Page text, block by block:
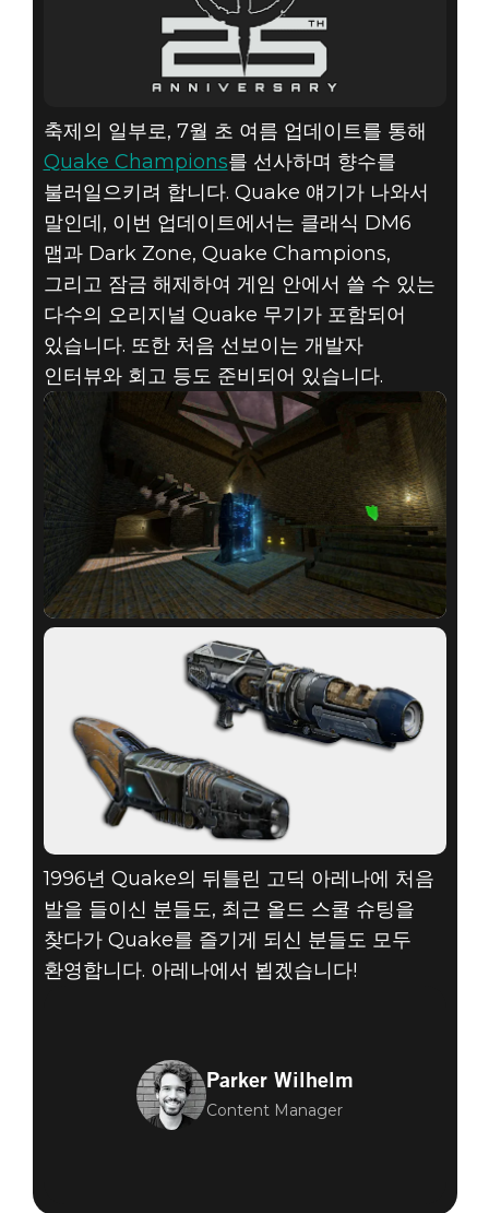
축제의 일부로, 7월 초 여름 업데이트를 통해
Quake Champions를 선사하며 향수를
불러일으키려 합니다. Quake 얘기가 나와서
말인데, 이번 업데이트에서는 클래식 DM6
맵과 Dark Zone, Quake Champions,
그리고 잠금 해제하여 게임 안에서 쓸 수 있는
다수의 오리지널 Quake 무기가 포함되어
있습니다. 또한 처음 선보이는 개발자
인터뷰와 회고 등도 준비되어 있습니다.
1996년 Quake의 뒤틀린 고딕 아레나에 처음
발을 들이신 분들도, 최근 올드 스쿨 슈팅을
찾다가 Quake를 즐기게 되신 분들도 모두
환영합니다. 아레나에서 뵙겠습니다!
Parker Wilhelm
Content Manager